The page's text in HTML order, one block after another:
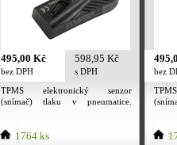
495,00 Kč
bez DPH
598,95 Kč
s DPH
TPMS elektronický senzor
(snímač) tlaku v pneumatice.
moment šroubku 2 Nm. TPMS
1764 ks
bez